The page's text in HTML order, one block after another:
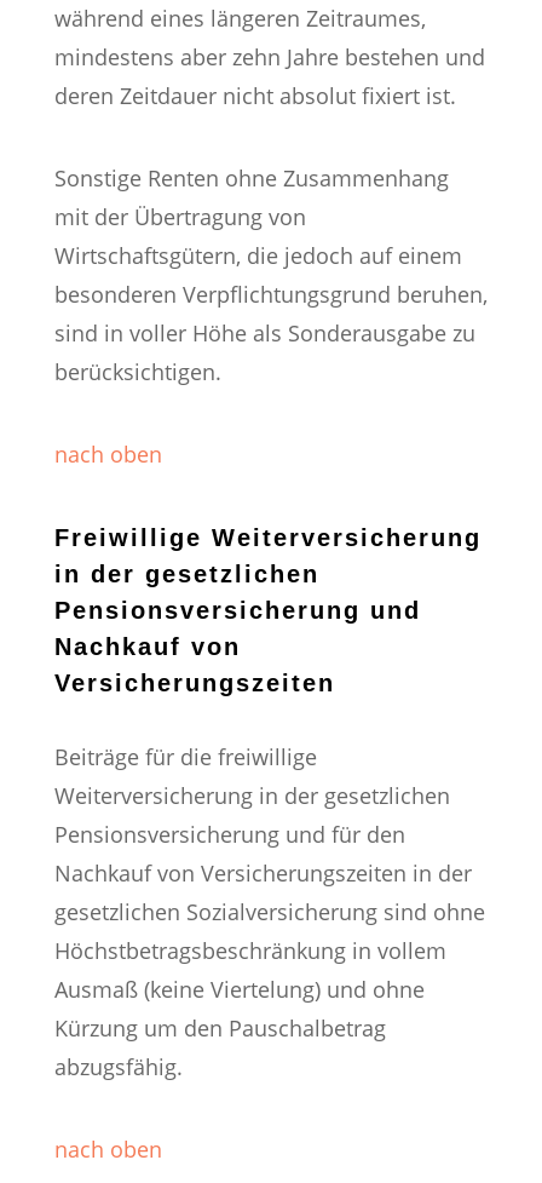
während eines längeren Zeitraumes,
mindestens aber zehn Jahre bestehen und
deren Zeitdauer nicht absolut fixiert ist.
Sonstige Renten ohne Zusammenhang
mit der Übertragung von
Wirtschaftsgütern, die jedoch auf einem
besonderen Verpflichtungsgrund beruhen,
sind in voller Höhe als Sonderausgabe zu
berücksichtigen.
nach oben
Freiwillige Weiterversicherung
in der gesetzlichen
Pensionsversicherung und
Nachkauf von
Versicherungszeiten
Beiträge für die freiwillige
Weiterversicherung in der gesetzlichen
Pensionsversicherung und für den
Nachkauf von Versicherungszeiten in der
gesetzlichen Sozialversicherung sind ohne
Höchstbetragsbeschränkung in vollem
Ausmaß (keine Viertelung) und ohne
Kürzung um den Pauschalbetrag
abzugsfähig.
nach oben